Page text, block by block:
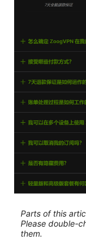
Parts of this
Please double-
them.